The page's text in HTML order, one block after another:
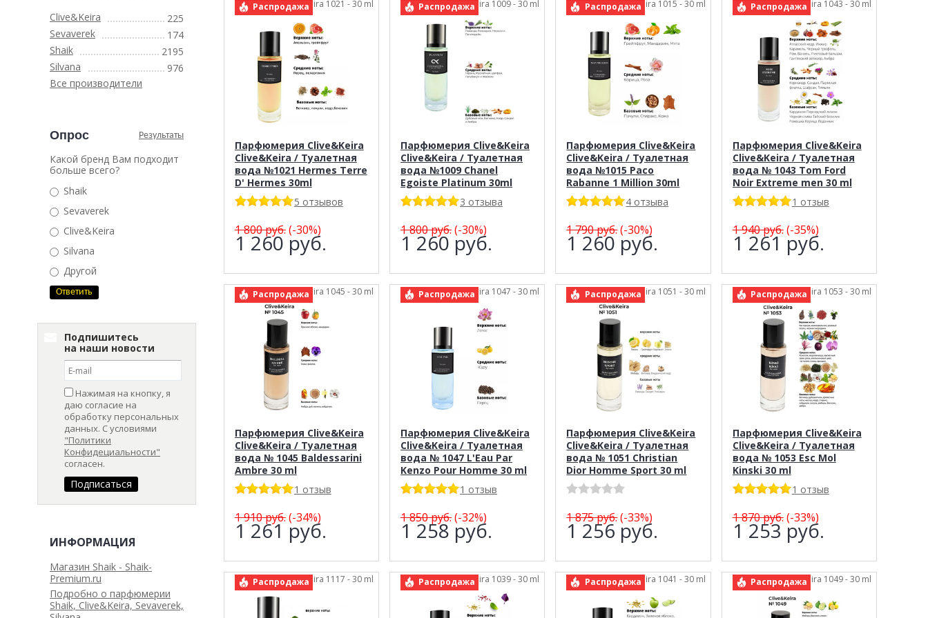
Clive&Keira
225
Sevaverek
174
Shaik
2195
Silvana
976
Все производители
Опрос Результаты
Какой бренд Вам подходит
больше всего?
Shaik
Sevaverek
Clive&Keira
Silvana
Другой
Подпишитесь
на наши новости
Нажимая на кнопку, я
даю согласие на
обработку персональных
данных. С условиями
"Политики
Конфидециальности"
согласен.
ИНФОРМАЦИЯ
Магазин Shaik - Shaik-
Premium.ru
Подробно о парфюмерии
Shaik, Clive&Keira, Sevaverek,
Распродажа
арт.: Clive&Keira 1021 - 30 ml
Парфюмерия Clive&Keira
Clive&Keira / Туалетная
вода №1021 Hermes Terre
D' Hermes 30ml
5 отзывов
1 800руб.(-30%)
1 260 руб.
Распродажа
арт.: Clive&Keira 1009 - 30 ml
Парфюмерия Clive&Keira
Clive&Keira / Туалетная
вода №1009 Chanel
Egoiste Platinum 30ml
3 отзыва
1 800руб.(-30%)
1 260 руб.
Распродажа
арт.: Clive&Keira 1015 - 30 ml
Парфюмерия Clive&Keira
Clive&Keira / Туалетная
вода №1015 Paco
Rabanne 1 Million 30ml
4 отзыва
1 790руб.(-30%)
1 260 руб.
Распродажа
арт.: Clive&Keira 1043 - 30 ml
Парфюмерия Clive&Keira
Clive&Keira / Туалетная
вода № 1043 Tom Ford
Noir Extreme men 30 ml
1 отзыв
1 940руб.(-35%)
1 261 руб.
Распродажа
арт.: Clive&Keira 1045 - 30 ml
Парфюмерия Clive&Keira
Clive&Keira / Туалетная
вода № 1045 Baldessarini
Ambre 30 ml
1 отзыв
1 910руб.(-34%)
1 261 руб.
Распродажа
арт.: Clive&Keira 1047 - 30 ml
Парфюмерия Clive&Keira
Clive&Keira / Туалетная
вода № 1047 L'Eau Par
Kenzo Pour Homme 30 ml
1 отзыв
1 850руб.(-32%)
1 258 руб.
Распродажа
арт.: Clive&Keira 1051 - 30 ml
Парфюмерия Clive&Keira
Clive&Keira / Туалетная
вода № 1051 Christian
Dior Homme Sport 30 ml
1 875руб.(-33%)
1 256 руб.
Распродажа
арт.: Clive&Keira 1053 - 30 ml
Парфюмерия Clive&Keira
Clive&Keira / Туалетная
вода № 1053 Esc Mol
Kinski 30 ml
1 отзыв
1 870руб.(-33%)
1 253 руб.
Распродажа
арт.: Clive&Keira 1117 - 30 ml Распродажа
арт.: Clive&Keira 1039 - 30 ml Распродажа
арт.: Clive&Keira 1041 - 30 ml Распродажа
арт.: Clive&Keira 1049 - 30 ml